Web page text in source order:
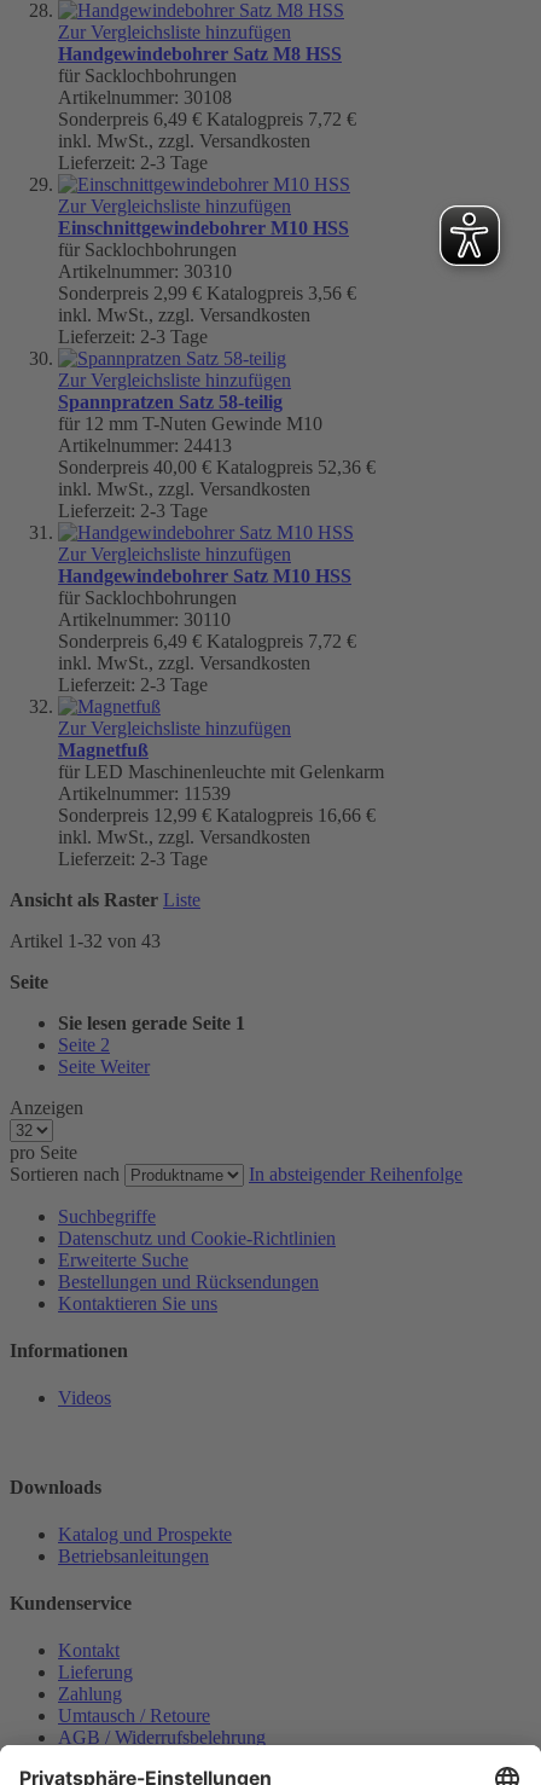
Zur Vergleichsliste hinzufügen
Handgewindebohrer Satz M8 HSS
für Sacklochbohrungen
Artikelnummer: 30108
Sonderpreis 6,49 € Katalogpreis 7,72 €
inkl. MwSt., zzgl. Versandkosten
Lieferzeit: 2-3 Tage
Zur Vergleichsliste hinzufügen
Einschnittgewindebohrer M10 HSS
für Sacklochbohrungen
Artikelnummer: 30310
Sonderpreis 2,99 € Katalogpreis 3,56 €
inkl. MwSt., zzgl. Versandkosten
Lieferzeit: 2-3 Tage
Zur Vergleichsliste hinzufügen
Spannpratzen Satz 58-teilig
für 12 mm T-Nuten Gewinde M10
Artikelnummer: 24413
Sonderpreis 40,00 € Katalogpreis 52,36 €
inkl. MwSt., zzgl. Versandkosten
Lieferzeit: 2-3 Tage
Zur Vergleichsliste hinzufügen
Handgewindebohrer Satz M10 HSS
für Sacklochbohrungen
Artikelnummer: 30110
Sonderpreis 6,49 € Katalogpreis 7,72 €
inkl. MwSt., zzgl. Versandkosten
Lieferzeit: 2-3 Tage
Zur Vergleichsliste hinzufügen
Magnetfuß
für LED Maschinenleuchte mit Gelenkarm
Artikelnummer: 11539
Sonderpreis 12,99 € Katalogpreis 16,66 €
inkl. MwSt., zzgl. Versandkosten
Lieferzeit: 2-3 Tage
Ansicht als Raster Liste
Artikel 1-32 von 43
Seite
Sie lesen gerade Seite 1
Seite 2
Seite Weiter
Anzeigen
pro Seite
Sortieren nach
In absteigender Reihenfolge
Suchbegriffe
Datenschutz und Cookie-Richtlinien
Erweiterte Suche
Bestellungen und Rücksendungen
Kontaktieren Sie uns
Informationen
Videos
Downloads
Katalog und Prospekte
Betriebsanleitungen
Kundenservice
Kontakt
Lieferung
Zahlung
Umtausch / Retoure
AGB / Widerrufsbelehrung